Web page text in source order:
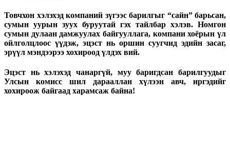
Товчхон хэлэхэд компаний зүгээс барилгыг “сайн” барьсан,
сумын уурын зуух буруутай гэх тайлбар хэлэв. Номгон
сумын дулаан дамжуулах байгууллага, компани хоёрын үл
ойлголцлоос үүдэж, эцэст нь оршин суугчид эдийн засаг,
эрүүл мэндээрээ хохироод үлдэх вий.
Эцэст нь хэлэхэд чанаргүй, муу баригдсан барилгуудыг
Улсын комисс шил дарааллан хүлээн авч, иргэдийг
хохироож байгаад харамсаж байна!